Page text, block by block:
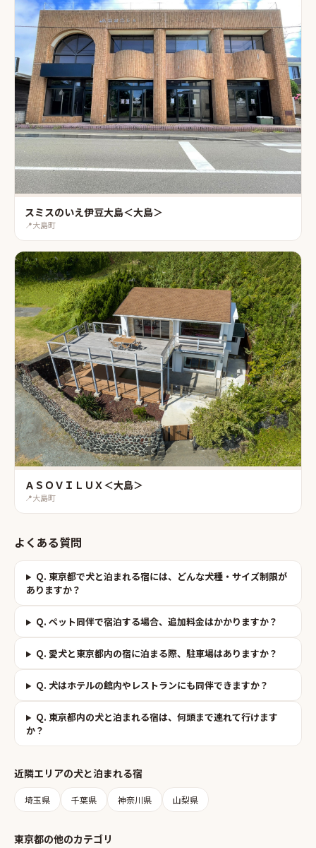
スミスのいえ伊豆大島＜大島＞
📍大島町
ＡＳＯＶＩＬＵＸ＜大島＞
📍大島町
よくある質問
Q. 東京都で犬と泊まれる宿には、どんな犬種・サイズ制限が
ありますか？
Q. ペット同伴で宿泊する場合、追加料金はかかりますか？
Q. 愛犬と東京都内の宿に泊まる際、駐車場はありますか？
Q. 犬はホテルの館内やレストランにも同伴できますか？
Q. 東京都内の犬と泊まれる宿は、何頭まで連れて行けます
か？
近隣エリアの犬と泊まれる宿
埼玉県 千葉県 神奈川県 山梨県
東京都の他のカテゴリ